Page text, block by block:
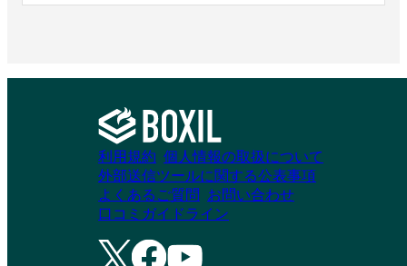
マネーフォワード ク
ラウド年末調整
資料請求リストに追加
ン
資料請求リストに追加
利用規約 個人情報の取扱について
外部送信ツールに関する公表事項
よくあるご質問
お問い合わせ
口コミガイドライン